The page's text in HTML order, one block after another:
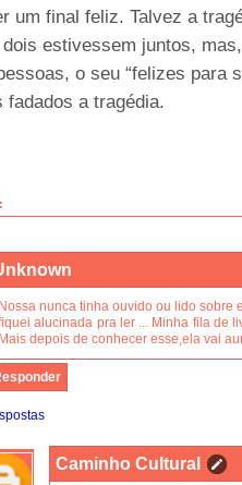
um final feliz. Talvez a
estivessem juntos,
o seu “felizes para
fadados a tragédia.
Nossa nunca tinha ouvido ou lido sobre
alucinada pra ler ... Minha fila de
Mais depois de conhecer esse,ela vai
Caminho Cultural